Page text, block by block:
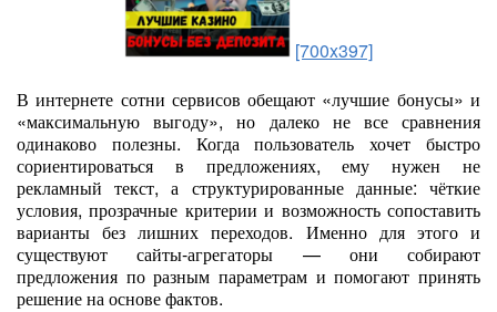
[700x397]
В интернете сотни сервисов обещают «лучшие бонусы» и
«максимальную выгоду», но далеко не все сравнения
одинаково полезны. Когда пользователь хочет быстро
сориентироваться в предложениях, ему нужен не
рекламный текст, а структурированные данные: чёткие
условия, прозрачные критерии и возможность сопоставить
варианты без лишних переходов. Именно для этого и
существуют сайты-агрегаторы — они собирают
предложения по разным параметрам и помогают принять
решение на основе фактов.